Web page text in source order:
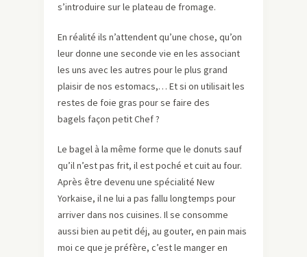
s’introduire sur le plateau de fromage.
En réalité ils n’attendent qu’une chose, qu’on
leur donne une seconde vie en les associant
les uns avec les autres pour le plus grand
plaisir de nos estomacs,… Et si on utilisait les
restes de foie gras pour se faire des
bagels façon petit Chef ?
Le bagel à la même forme que le donuts sauf
qu’il n’est pas frit, il est poché et cuit au four.
Après être devenu une spécialité New
Yorkaise, il ne lui a pas fallu longtemps pour
arriver dans nos cuisines. Il se consomme
aussi bien au petit déj, au gouter, en pain mais
moi ce que je préfère, c’est le manger en